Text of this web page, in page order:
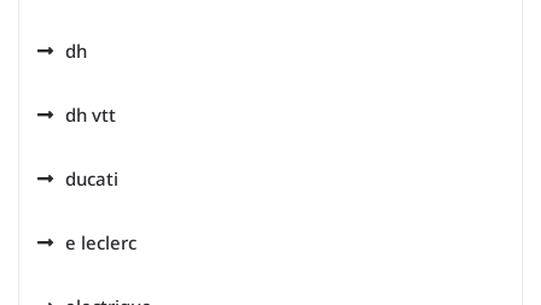
dh
dh vtt
ducati
e leclerc